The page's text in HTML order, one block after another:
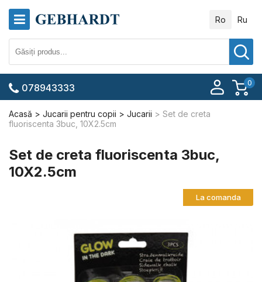
Ro Ru
0
078943333
Acasă Jucarii pentru copii Jucarii
Set de creta
fluoriscenta 3buc, 10X2.5cm
Set de creta fluoriscenta 3buc,
10X2.5cm
La comanda